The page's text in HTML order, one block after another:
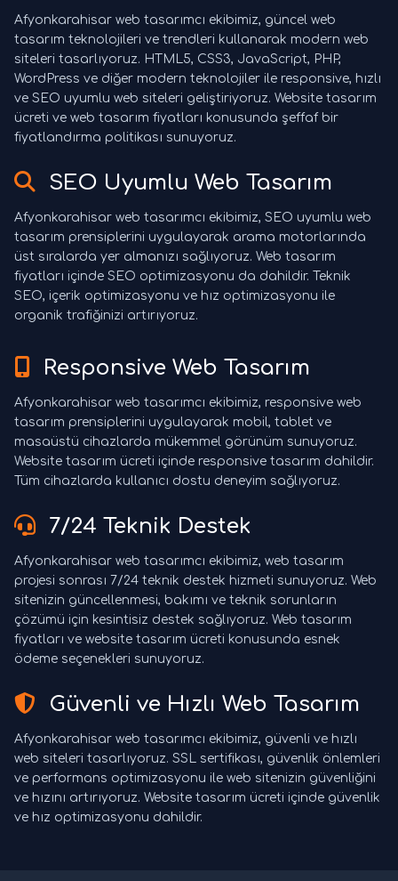
Afyonkarahisar web tasarımcı ekibimiz, güncel web
tasarım teknolojileri ve trendleri kullanarak modern web
siteleri tasarlıyoruz. HTML5, CSS3, JavaScript, PHP,
WordPress ve diğer modern teknolojiler ile responsive, hızlı
ve SEO uyumlu web siteleri geliştiriyoruz. Website tasarım
ücreti ve web tasarım fiyatları konusunda şeffaf bir
fiyatlandırma politikası sunuyoruz.
SEO Uyumlu Web Tasarım
Afyonkarahisar web tasarımcı ekibimiz, SEO uyumlu web
tasarım prensiplerini uygulayarak arama motorlarında
üst sıralarda yer almanızı sağlıyoruz. Web tasarım
fiyatları içinde SEO optimizasyonu da dahildir. Teknik
SEO, içerik optimizasyonu ve hız optimizasyonu ile
organik trafiğinizi artırıyoruz.
Responsive Web Tasarım
Afyonkarahisar web tasarımcı ekibimiz, responsive web
tasarım prensiplerini uygulayarak mobil, tablet ve
masaüstü cihazlarda mükemmel görünüm sunuyoruz.
Website tasarım ücreti içinde responsive tasarım dahildir.
Tüm cihazlarda kullanıcı dostu deneyim sağlıyoruz.
7/24 Teknik Destek
Afyonkarahisar web tasarımcı ekibimiz, web tasarım
projesi sonrası 7/24 teknik destek hizmeti sunuyoruz. Web
sitenizin güncellenmesi, bakımı ve teknik sorunların
çözümü için kesintisiz destek sağlıyoruz. Web tasarım
fiyatları ve website tasarım ücreti konusunda esnek
ödeme seçenekleri sunuyoruz.
Güvenli ve Hızlı Web Tasarım
Afyonkarahisar web tasarımcı ekibimiz, güvenli ve hızlı
web siteleri tasarlıyoruz. SSL sertifikası, güvenlik önlemleri
ve performans optimizasyonu ile web sitenizin güvenliğini
ve hızını artırıyoruz. Website tasarım ücreti içinde güvenlik
ve hız optimizasyonu dahildir.